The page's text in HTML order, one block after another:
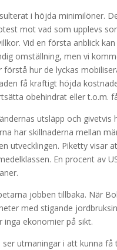
i höjda minimilöner.
mot vad som upplevs
Vid en första anblick
omställning, men vi
hur de lyckas
få kraftigt höjda
obehindrat eller t.o.m.
utsläpp och
har skillnaderna mellan
utvecklingen. Piketty visar
En procent av
jobben tillbaka. När
med stigande
inga ekonomier på sikt.
utmaningar i att kunna